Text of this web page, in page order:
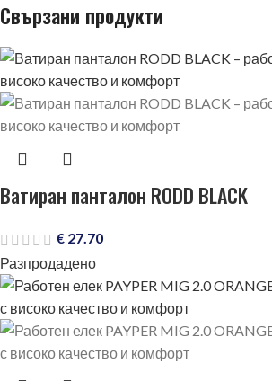
Свързани продукти
Ватиран панталон RODD BLACK
€ 27.70
Разпродадено